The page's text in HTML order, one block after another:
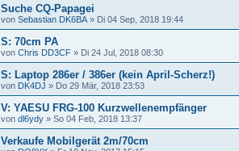
Suche CQ-Papagei
von Sebastian DK6BA » Di 04 Sep, 2018 19:44
S: 70cm PA
von Chris DD3CF » Di 24 Jul, 2018 08:30
S: Laptop 286er / 386er (kein April-Scherz!)
von DK4DJ » Do 29 Mär, 2018 23:53
V: YAESU FRG-100 Kurzwellenempfänger
von dl6ydy » So 04 Feb, 2018 13:37
Verkaufe Mobilgerät 2m/70cm